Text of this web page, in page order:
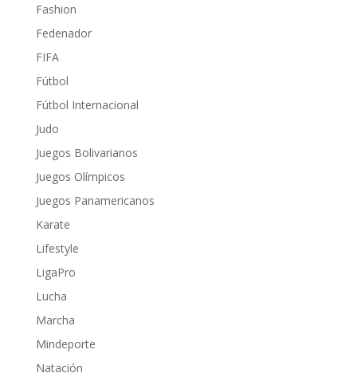
Fashion
Fedenador
FIFA
Fútbol
Fútbol Internacional
Judo
Juegos Bolivarianos
Juegos Olímpicos
Juegos Panamericanos
Karate
Lifestyle
LigaPro
Lucha
Marcha
Mindeporte
Natación